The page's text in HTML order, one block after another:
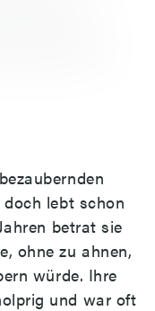
lebt schon
betrat sie
ohne zu ahnen,
würde. Ihre
und war oft